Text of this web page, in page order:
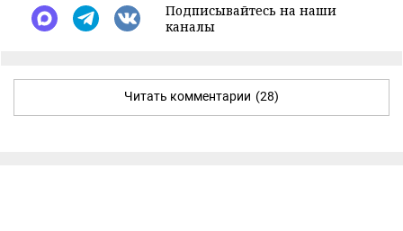
Подписывайтесь на наши
каналы
Читать комментарии (28)